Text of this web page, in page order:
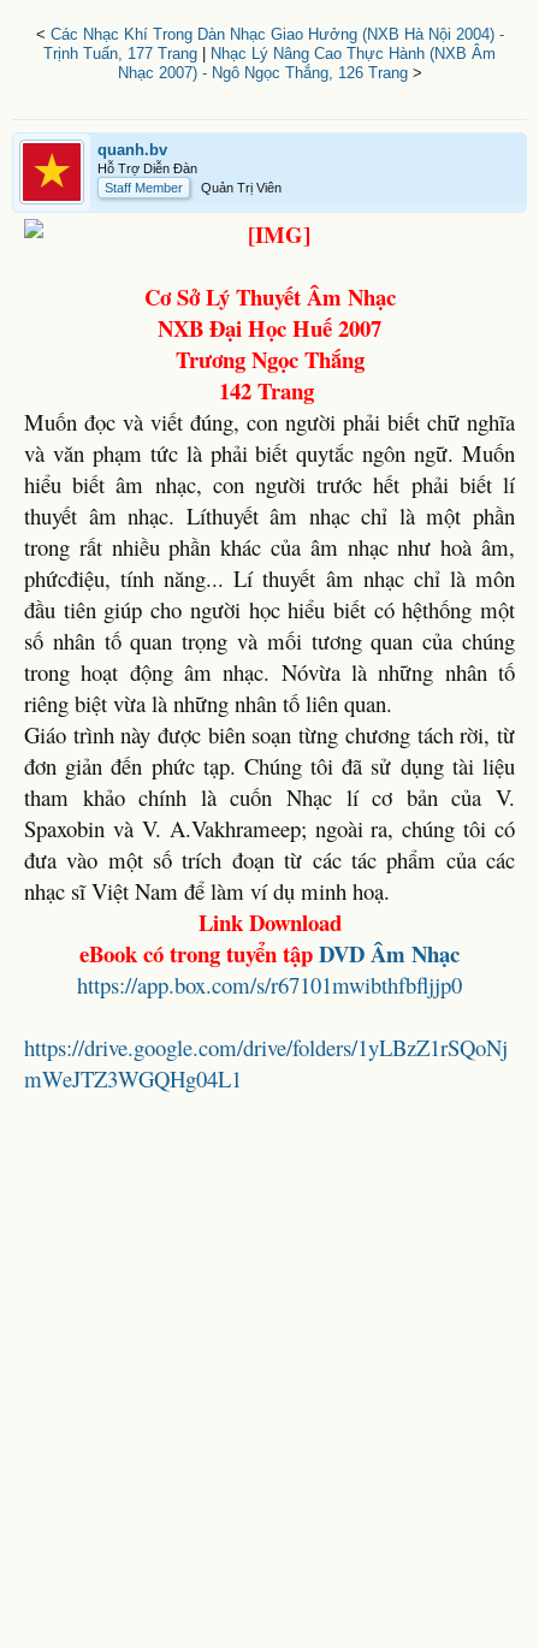
< Các Nhạc Khí Trong Dàn Nhạc Giao Hưởng (NXB Hà Nội 2004) -
Trịnh Tuấn, 177 Trang
Nhạc Lý Nâng Cao Thực Hành (NXB Âm
Nhạc 2007) - Ngô Ngọc Thắng, 126 Trang>
quanh.bv
Hỗ Trợ Diễn Đàn
Staff Member
Quản Trị Viên
Cơ Sở Lý Thuyết Âm Nhạc
NXB Đại Học Huế 2007
Trương Ngọc Thắng
142 Trang
Muốn đọc và viết đúng, con người phải biết chữ nghĩa
và văn phạm tức là phải biết quytắc ngôn ngữ. Muốn
hiểu biết âm nhạc, con người trước hết phải biết lí
thuyết âm nhạc. Líthuyết âm nhạc chỉ là một phần
trong rất nhiều phần khác của âm nhạc như hoà âm,
phứcđiệu, tính năng... Lí thuyết âm nhạc chỉ là môn
đầu tiên giúp cho người học hiểu biết có hệthống một
số nhân tố quan trọng và mối tương quan của chúng
trong hoạt động âm nhạc. Nóvừa là những nhân tố
riêng biệt vừa là những nhân tố liên quan.
Giáo trình này được biên soạn từng chương tách rời, từ
đơn giản đến phức tạp. Chúng tôi đã sử dụng tài liệu
tham khảo chính là cuốn Nhạc lí cơ bản của V.
Spaxobin và V. A.Vakhrameep; ngoài ra, chúng tôi có
đưa vào một số trích đoạn từ các tác phẩm của các
nhạc sĩ Việt Nam để làm ví dụ minh hoạ.
Link Download
eBook có trong tuyển tậpDVD Âm Nhạc
https://app.box.com/s/r67101mwibthfbfljjp0
https://drive.google.com/drive/folders/1yLBzZ1rSQoNj
mWeJTZ3WGQHg04L1